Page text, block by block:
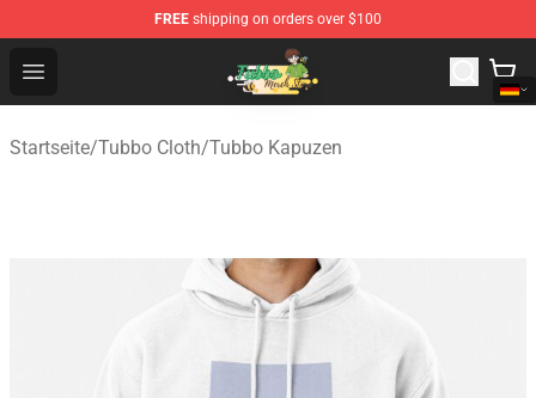
FREE shipping on orders over $100
Open menu
Tubbo Store - Official Tubbo Merchandise Shop
Startseite/Tubbo Cloth/Tubbo Kapuzen